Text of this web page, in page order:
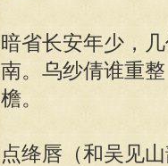
暗省长安年少，
南。乌纱倩谁重
檐。
点绛唇（和吴见山